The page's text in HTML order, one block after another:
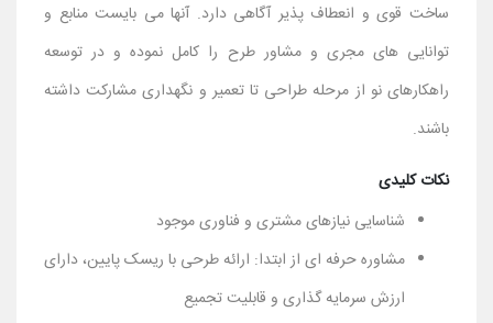
ساخت قوی و انعطاف پذیر آگاهی دارد. آنها می بایست منابع و
توانایی های مجری و مشاور طرح را کامل نموده و در توسعه
راهکارهای نو از مرحله طراحی تا تعمیر و نگهداری مشارکت داشته
باشند.
نکات کلیدی
شناسایی نیازهای مشتری و فناوری موجود
مشاوره حرفه ای از ابتدا: ارائه طرحی با ریسک پایین، دارای
ارزش سرمایه گذاری و قابلیت تجمیع